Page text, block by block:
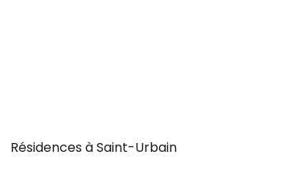
Résidences à Saint-Urbain